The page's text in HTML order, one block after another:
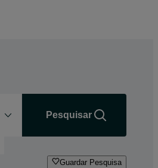
Pesquisar
Guardar Pesquisa